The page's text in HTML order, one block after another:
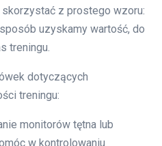
z prostego wzoru:
uzyskamy wartość, do
treningu.
dotyczących
treningu:
monitorów tętna lub
w kontrolowaniu